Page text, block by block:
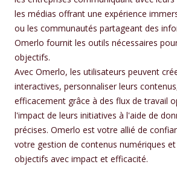
les médias offrant une expérience
ou les communautés partageant des
Omerlo fournit les outils nécessaires
objectifs.
Avec Omerlo, les utilisateurs peuvent
interactives, personnaliser leurs
efficacement grâce à des flux de travail
l'impact de leurs initiatives à l'aide de
précises. Omerlo est votre allié de
votre gestion de contenus numériques
objectifs avec impact et efficacité.